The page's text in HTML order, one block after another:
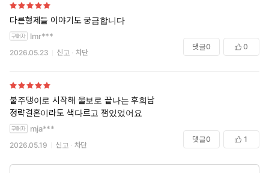
다른형제들 이야기도 궁금합니다
lmr***
2026.05.23 신고 차단
댓글0 0
불주댕이로 시작해 울보로 끝나는 후회남
정략결혼이라도 색다르고 잼있었어요
mja***
2026.05.19 신고 차단
댓글0 1